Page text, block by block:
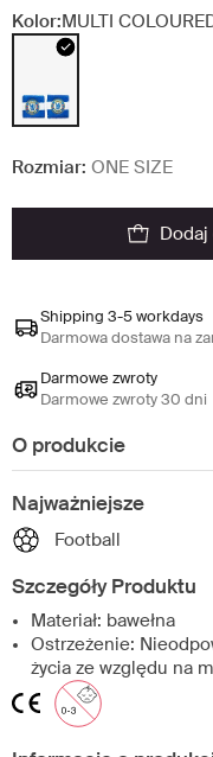
Kolor:MULTI
Rozmiar: ONE SIZE
Shipping 3-5 workdays
Darmowa dostawa na
Darmowe zwroty
Darmowe zwroty 30 dni
O produkcie
Najważniejsze
Football
Szczegóły Produktu
Materiał: bawełna
Ostrzeżenie:
życia ze względu na